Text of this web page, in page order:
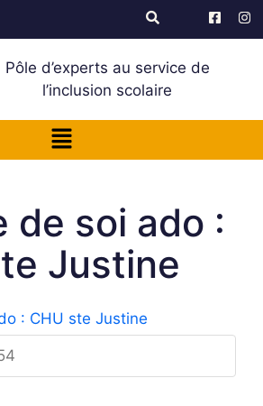
Pôle d’experts au service de
l’inclusion scolaire
de soi ado :
Justine
: CHU ste Justine